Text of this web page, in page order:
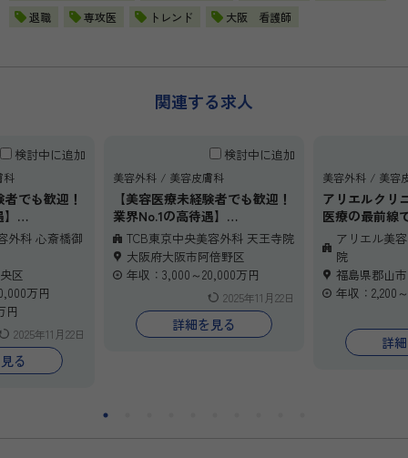
退職
専攻医 トレンド 大阪 看護師
関連する求人
検討中に追加
科
でも歓迎！
科クリニッ
容外科の心
医師を募
外科 心斎橋御
区
万円
円
2025年11月22日
る
検討中に追加
美容外科 美容皮膚科
【美容医療未経験者でも歓迎！
業界No.1の高待遇】
急成長中の美容外科クリニッ
ク、TCB東京中央美容外科の天
王寺院で常勤医師を募集！
TCB東京中央美容外科 天王寺院
大阪府大阪市阿倍野区
年収：3,000～20,000万円
2025年11月22日
詳細を見る
美容外科 美容
アリエルクリ
医療の最前線
師を募集して
これまでの経
にスキルを磨
浸透させたい
あなたの得意
を叶えるサ
充実した教
アリエル美
院
福島県郡山市
年収：2,200
詳